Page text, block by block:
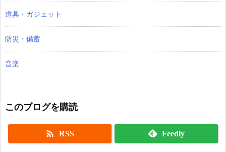
道具・ガジェット
防災・備蓄
音楽
このブログを購読
 RSS Feedly